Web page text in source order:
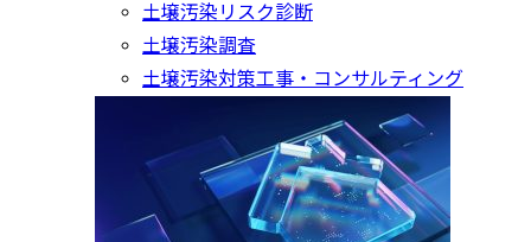
土壌汚染リスク診断
土壌汚染調査
土壌汚染対策工事・コンサルティング